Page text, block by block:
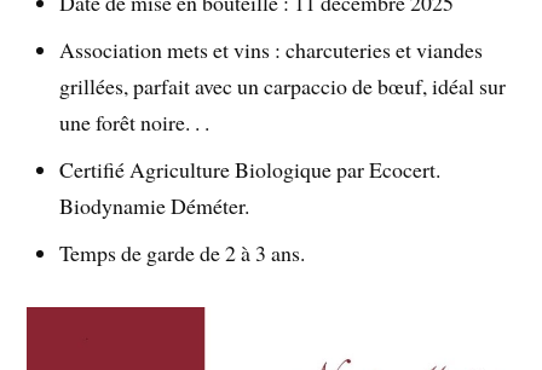
Association mets et vins : charcuteries et viandes
grillées, parfait avec un carpaccio de bœuf, idéal sur
une forêt noire. . .
Certifié Agriculture Biologique par Ecocert.
Biodynamie Déméter.
Temps de garde de 2 à 3 ans.